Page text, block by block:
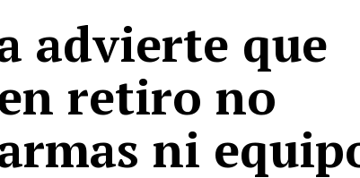
advierte que
retiro no
ni